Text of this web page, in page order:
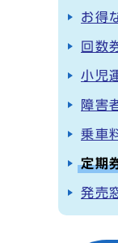
お得
回数
小児
障害
乗車
定期
発売